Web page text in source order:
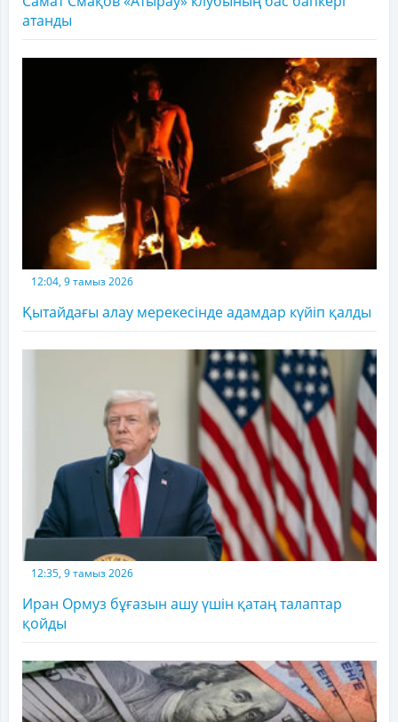
атанды
12:04, 9 тамыз 2026
Қытайдағы алау мерекесінде адамдар күйіп қалды
12:35, 9 тамыз 2026
Иран Ормуз бұғазын ашу үшін қатаң талаптар
қойды